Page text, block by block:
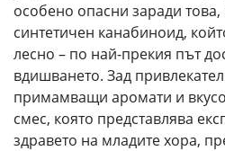
особено опасни заради
синтетичен канабиноид,
лесно – по най-прекия път
вдишването. Зад
примамващи аромати и
смес, която представлява
здравето на младите хора,